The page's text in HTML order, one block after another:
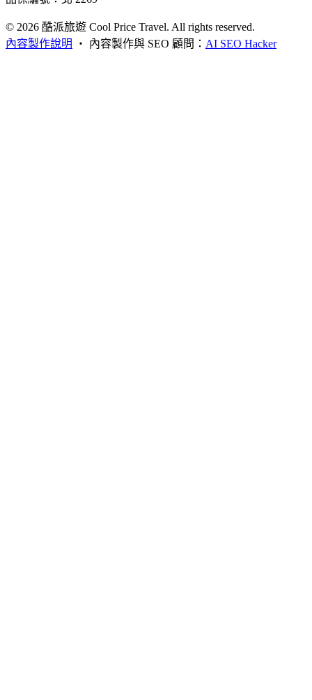
© 2026 酷派旅遊 Cool Price Travel. All rights reserved.
內容製作說明
・ 內容製作與 SEO 顧問： AI SEO Hacker